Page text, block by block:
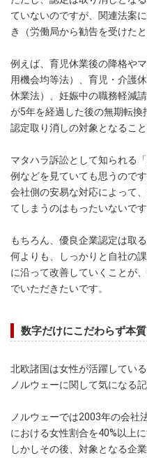
ていないのですが、関連法案
き（労働局から勧告を受けた
例えば、育児休業後の降格や
用機会均等法）、育児・介護
休業法）、妊娠中の職務軽減
が5年を経過した後の無期転換
認定取り消しの対象となること
マタハラ訴訟として知られる
例などを見ていても思うので
会社側の安易な対応によって
てしまうのはもったいないです
もちろん、優良企業認定は取
何よりも、しっかりと自社の
に沿って改善していくことが
でいただきたいです。
数字だけにこだわらず本
北欧諸国は女性が活躍してい
ノルウェーに関して気になる
ノルウェーでは2003年の会社
における女性割合を40%以上
しかしその後、対象となる企